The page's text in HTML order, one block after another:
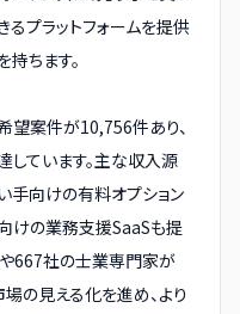
プラットフォームを提供
ちます。
望案件が10,756件あり、
ています。主な収入源
手向けの有料オプション
けの業務支援SaaSも提
667社の士業専門家が
場の見える化を進め、より